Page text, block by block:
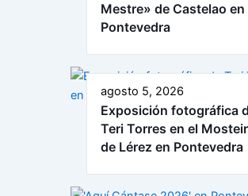
Mestre» de Castelao en
Pontevedra
agosto 5, 2026
Exposición fotográfica
Teri Torres en el
de Lérez en Pontevedra